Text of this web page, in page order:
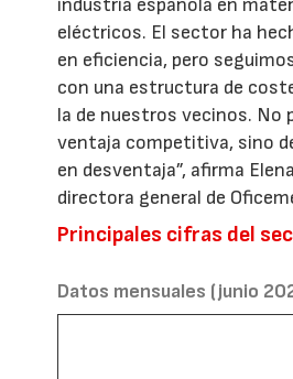
industria española en
eléctricos. El sector ha
en eficiencia, pero
con una estructura de
la de nuestros vecinos. No
ventaja competitiva, sino
en desventaja”, afirma
directora general de
Principales cifras del
Datos mensuales (junio